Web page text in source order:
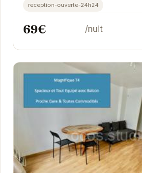
reception-ouverte-24h24
69€ /nuit